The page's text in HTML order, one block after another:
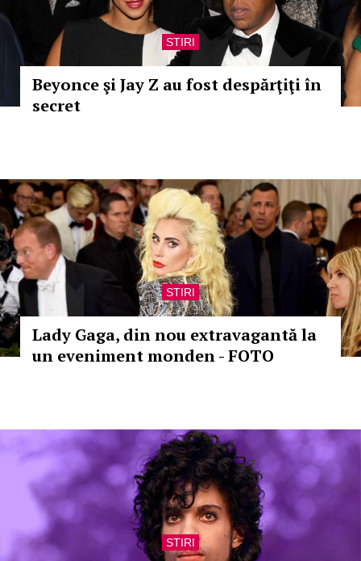
STIRI
Beyonce şi Jay Z au fost despărţiţi în
secret
STIRI
Lady Gaga, din nou extravagantă la
un eveniment monden - FOTO
STIRI